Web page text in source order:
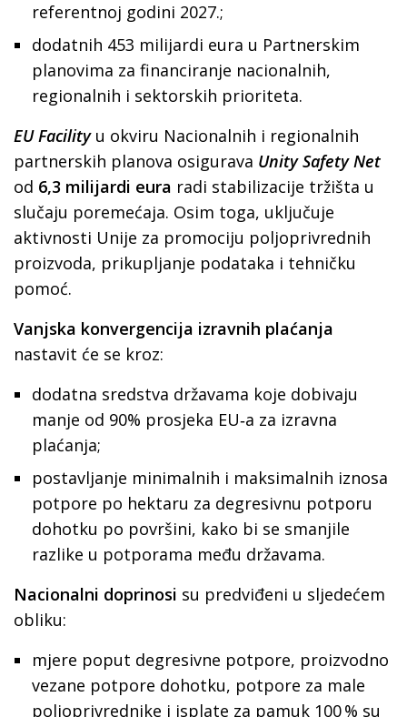
referentnoj godini 2027.;
dodatnih 453 milijardi eura u Partnerskim
planovima za financiranje nacionalnih,
regionalnih i sektorskih prioriteta.
EU Facilityu okviru Nacionalnih i regionalnih
partnerskih planova osigurava Unity Safety Net
od 6,3 milijardi eura radi stabilizacije tržišta u
slučaju poremećaja. Osim toga, uključuje
aktivnosti Unije za promociju poljoprivrednih
proizvoda, prikupljanje podataka i tehničku
pomoć.
Vanjska konvergencija izravnih plaćanja
nastavit će se kroz:
dodatna sredstva državama koje dobivaju
manje od 90% prosjeka EU‑a za izravna
plaćanja;
postavljanje minimalnih i maksimalnih iznosa
potpore po hektaru za degresivnu potporu
dohotku po površini, kako bi se smanjile
razlike u potporama među državama.
Nacionalni doprinosi su predviđeni u sljedećem
obliku:
mjere poput degresivne potpore, proizvodno
vezane potpore dohotku, potpore za male
poljoprivrednike i isplate za pamuk 100 % su